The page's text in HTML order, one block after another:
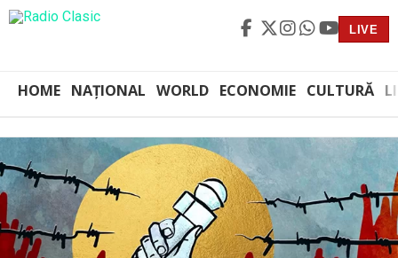
LIVE
HOME NAȚIONAL WORLD ECONOMIE CULTURĂ